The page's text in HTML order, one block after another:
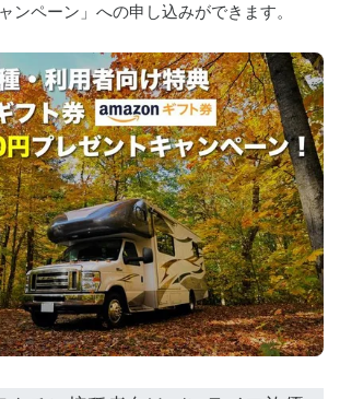
ンペーン」への申し込みができます。